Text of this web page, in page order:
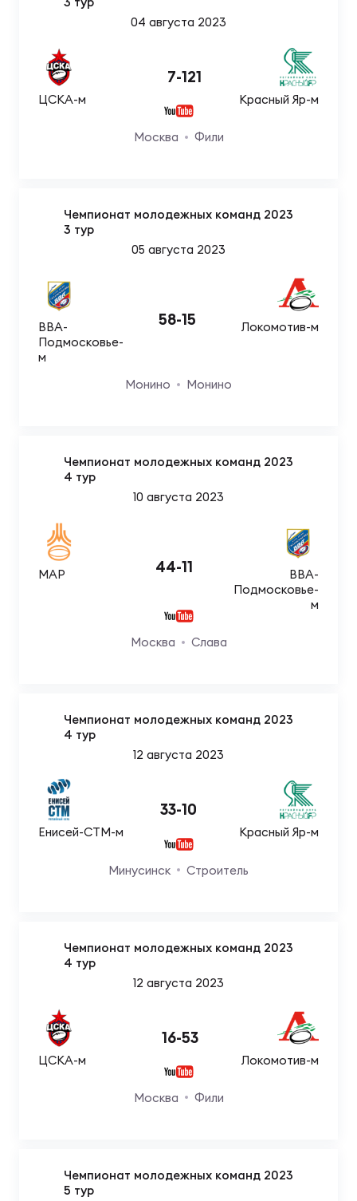
04 августа 2023
ЦСКА-м
7-121
Красный Яр-м
Москва Фили
Чемпионат молодежных команд 2023
3 тур
05 августа 2023
ВВА-
Подмосковье-
м
58-15 Локомотив-м
Монино Монино
Чемпионат молодежных команд 2023
4 тур
10 августа 2023
МАР 44-11
ВВА-
Подмосковье-
м
Москва Слава
Чемпионат молодежных команд 2023
4 тур
12 августа 2023
Енисей-СТМ-м
33-10
Красный Яр-м
Минусинск Строитель
Чемпионат молодежных команд 2023
4 тур
12 августа 2023
ЦСКА-м
16-53
Локомотив-м
Москва Фили
Чемпионат молодежных команд 2023
5 тур